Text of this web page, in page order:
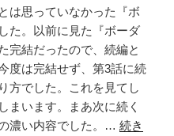
は思っていなかった『ボ
た。以前に見た『ボーダ
完結だったので、続編と
度は完結せず、第3話に続
方でした。これを見てし
まいます。まあ次に続く
濃い内容でした。… 続き